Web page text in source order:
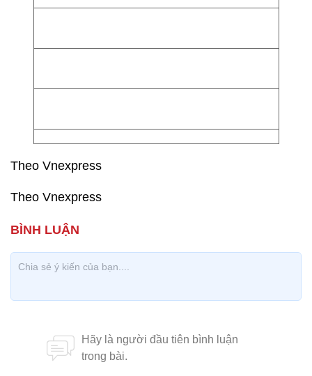
Theo Vnexpress
Theo Vnexpress